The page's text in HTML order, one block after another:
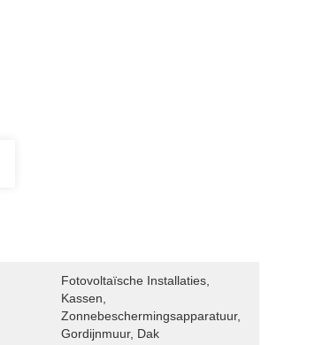
Fotovoltaïsche Installaties,
Kassen,
Zonnebeschermingsapparatuur,
Gordijnmuur, Dak